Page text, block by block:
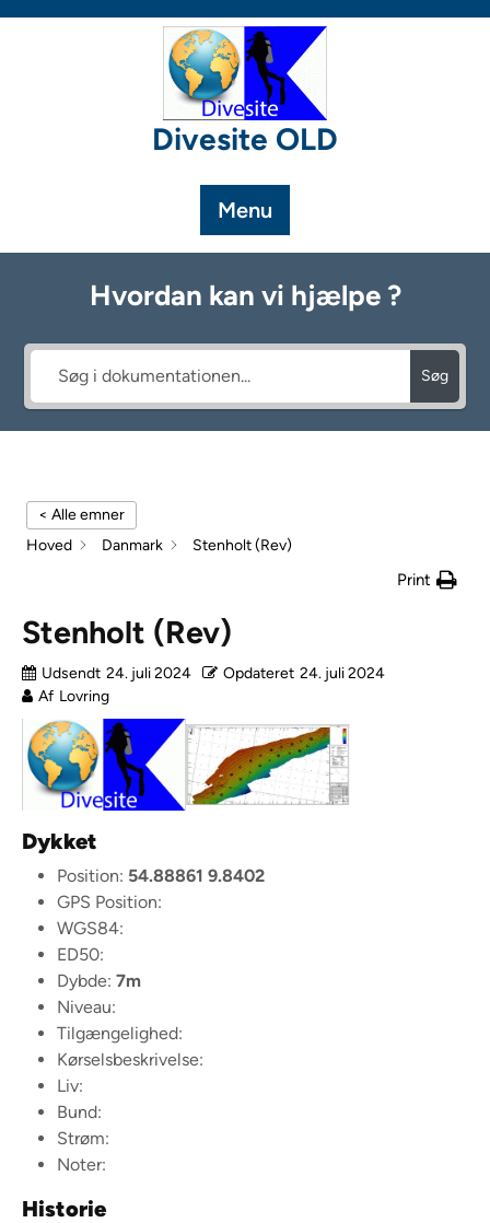
Divesite OLD
Menu
Hvordan kan vi hjælpe ?
Søg
< Alle emner
Hoved
Danmark Stenholt (Rev)
Print
Stenholt (Rev)
Udsendt 24. juli 2024 Opdateret 24. juli 2024
Af Lovring
Dykket
Position: 54.88861 9.8402
GPS Position:
WGS84:
ED50:
Dybde: 7m
Niveau:
Tilgængelighed:
Kørselsbeskrivelse:
Liv:
Bund:
Strøm:
Noter:
Historie